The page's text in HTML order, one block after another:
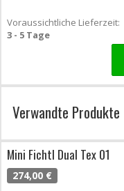
Voraussichtliche Lieferzeit:
3 - 5 Tage
Verwandte Produkte
Mini Fichtl Dual Tex 01
274,00 €